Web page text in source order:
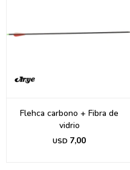
Flehca carbono + Fibra de
vidrio
USD 7,00